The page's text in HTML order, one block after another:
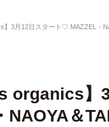
ート♡ MAZZEL・NAOYA＆TAKUTOが春キャンペーン
organics】
NAOYA＆